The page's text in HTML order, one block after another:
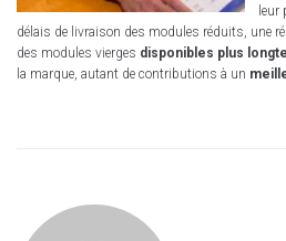
leur
délais de livraison des modules réduits, une
des modules vierges disponibles plus
la marque, autant de contributions à un